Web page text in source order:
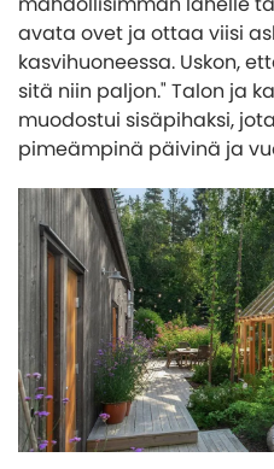
avata ovet ja ottaa viisi
kasvihuoneessa. Uskon,
sitä niin paljon." Talon ja
muodostui sisäpihaksi,
pimeämpinä päivinä ja